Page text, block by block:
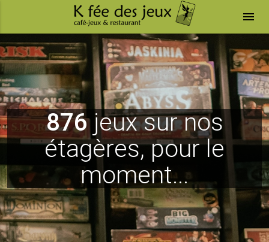
menu
876jeux sur nos
étagères, pour le
moment...